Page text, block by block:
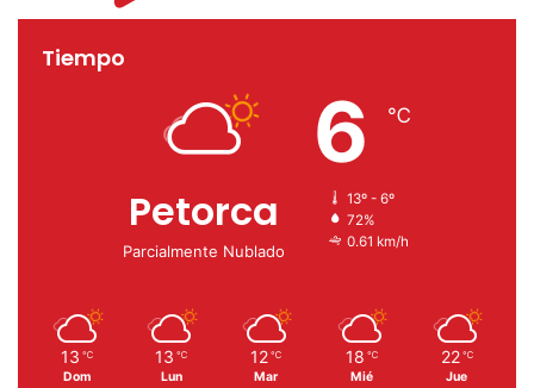
Tiempo
Petorca
Parcialmente Nublado
6 ℃
13º - 6º
72%
0.61 km/h
13 ℃
Dom
13 ℃
Lun
12 ℃
Mar
18 ℃
Mié
22 ℃
Jue